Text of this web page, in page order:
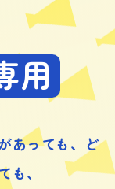
用
あっても、
ど
、